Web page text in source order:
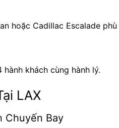
hoặc Cadillac Escalade
khách cùng hành lý.
LAX
Chuyến Bay